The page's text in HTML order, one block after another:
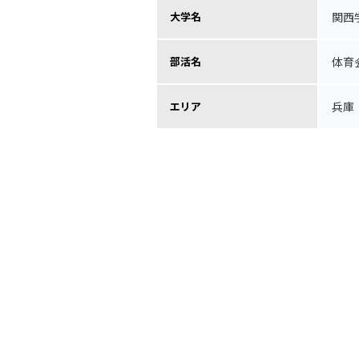
大学名 関西
部活名 体育
エリア 兵庫